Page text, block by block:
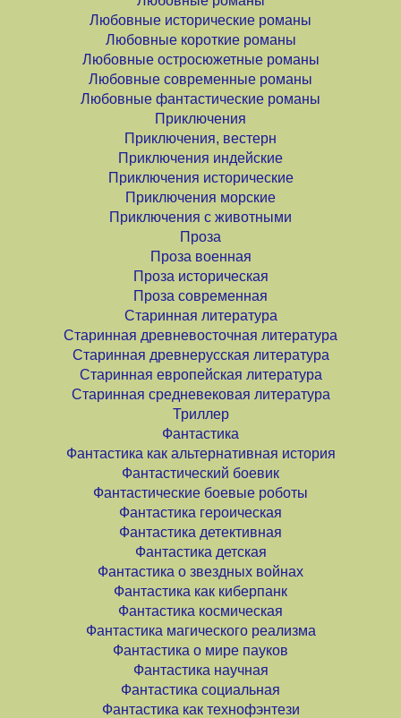
Любовные исторические романы
Любовные короткие романы
Любовные остросюжетные романы
Любовные современные романы
Любовные фантастические романы
Приключения
Приключения, вестерн
Приключения индейские
Приключения исторические
Приключения морские
Приключения с животными
Проза
Проза военная
Проза историческая
Проза современная
Старинная литература
Старинная древневосточная литература
Старинная древнерусская литература
Старинная европейская литература
Старинная средневековая литература
Триллер
Фантастика
Фантастика как альтернативная история
Фантастический боевик
Фантастические боевые роботы
Фантастика героическая
Фантастика детективная
Фантастика детская
Фантастика о звездных войнах
Фантастика как киберпанк
Фантастика космическая
Фантастика магического реализма
Фантастика о мире пауков
Фантастика научная
Фантастика социальная
Фантастика как технофэнтези